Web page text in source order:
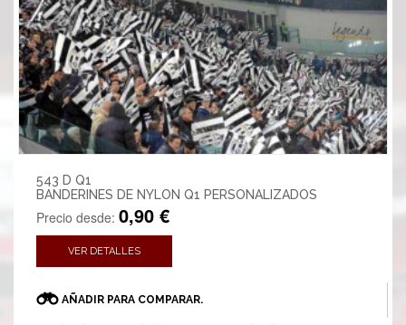
543 D Q1
BANDERINES DE NYLON Q1 PERSONALIZADOS
Precio desde: 0,90 €
VER DETALLES
AÑADIR PARA COMPARAR.